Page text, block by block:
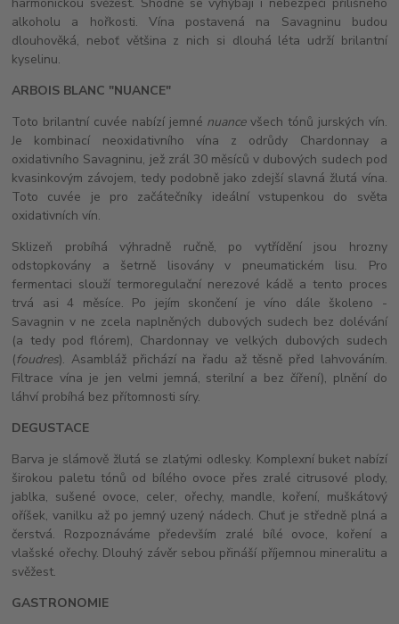
alkoholu a hořkosti. Vína postavená na Savagninu budou
dlouhověká, neboť většina z nich si dlouhá léta udrží brilantní
kyselinu.
ARBOIS BLANC "NUANCE"
Toto brilantní cuvée nabízí jemné nuancevšech tónů jurských vín.
Je kombinací neoxidativního vína z odrůdy Chardonnay a
oxidativního Savagninu, jež zrál 30 měsíců v dubových sudech pod
kvasinkovým závojem, tedy podobně jako zdejší slavná žlutá vína.
Toto cuvée je pro začátečníky ideální vstupenkou do světa
oxidativních vín.
Sklizeň probíhá výhradně ručně, po vytřídění jsou hrozny
odstopkovány a šetrně lisovány v pneumatickém lisu. Pro
fermentaci slouží termoregulační nerezové kádě a tento proces
trvá asi 4 měsíce. Po jejím skončení je víno dále školeno -
Savagnin v ne zcela naplněných dubových sudech bez dolévání
(a tedy pod flórem), Chardonnay ve velkých dubových sudech
(foudres). Asambláž přichází na řadu až těsně před lahvováním.
Filtrace vína je jen velmi jemná, sterilní a bez číření), plnění do
láhví probíhá bez přítomnosti síry.
DEGUSTACE
Barva je slámově žlutá se zlatými odlesky. Komplexní buket nabízí
širokou paletu tónů od bílého ovoce přes zralé citrusové plody,
jablka, sušené ovoce, celer, ořechy, mandle, koření, muškátový
oříšek, vanilku až po jemný uzený nádech. Chuť je středně plná a
čerstvá. Rozpoznáváme především zralé bílé ovoce, koření a
vlašské ořechy. Dlouhý závěr sebou přináší příjemnou mineralitu a
svěžest.
GASTRONOMIE